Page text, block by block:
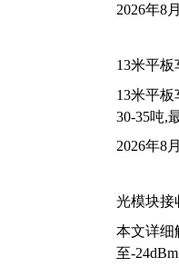
2026年8
13米平
13米平板
30-35吨,
2026年8
光模块接
本文详细
至-